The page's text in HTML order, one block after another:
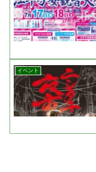
イベント